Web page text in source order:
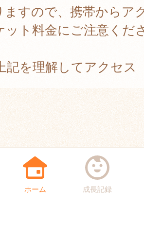
すので、携帯からア
ト料金にご注意くだ
記を理解してアクセス
ホーム 成長記録